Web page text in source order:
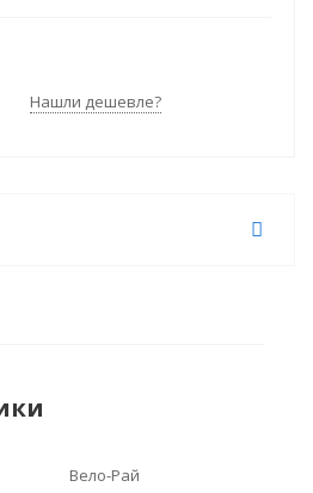
Нашли дешевле?
Вело-Рай